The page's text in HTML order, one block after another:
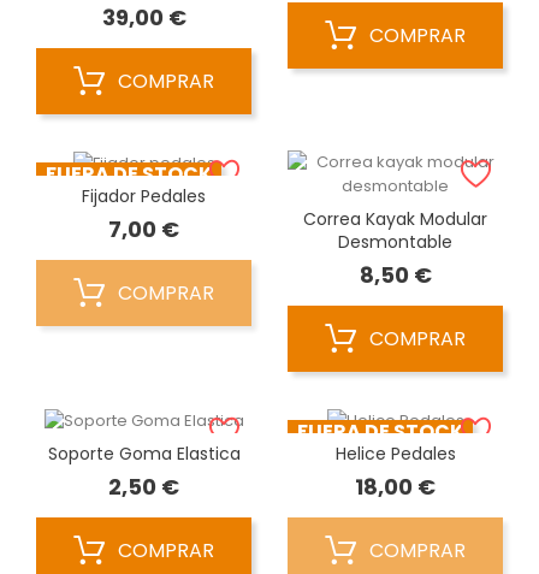
39,00 €Precio
COMPRAR
COMPRAR
FUERA DE STOCK
Fijador Pedales
7,00 €Precio
COMPRAR
Correa Kayak Modular
Desmontable
8,50 €Precio
COMPRAR
Soporte Goma Elastica
2,50 €Precio
COMPRAR
FUERA DE STOCK
Helice Pedales
18,00 €Precio
COMPRAR